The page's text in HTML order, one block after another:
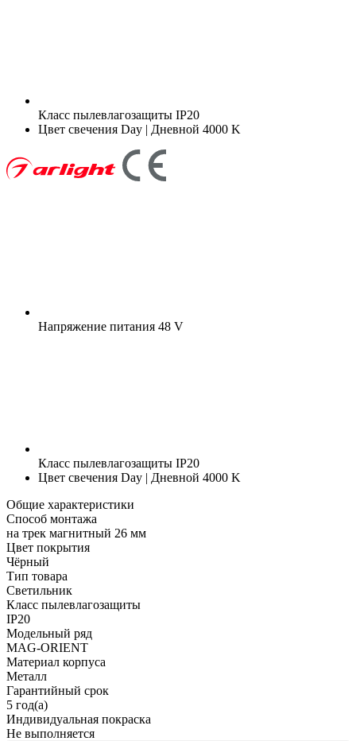
Класс пылевлагозащиты IP20
Цвет свечения Day | Дневной 4000 K
Напряжение питания 48 V
Класс пылевлагозащиты IP20
Цвет свечения Day | Дневной 4000 K
Общие характеристики
Способ монтажа
на трек магнитный 26 мм
Цвет покрытия
Чёрный
Тип товара
Светильник
Класс пылевлагозащиты
IP20
Модельный ряд
MAG-ORIENT
Материал корпуса
Металл
Гарантийный срок
5 год(а)
Индивидуальная покраска
Не выполняется